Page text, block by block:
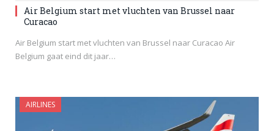
Air Belgium start met vluchten van Brussel naar
Curacao
Air Belgium start met vluchten van Brussel naar Curacao Air
Belgium gaat eind dit jaar…
AIRLINES